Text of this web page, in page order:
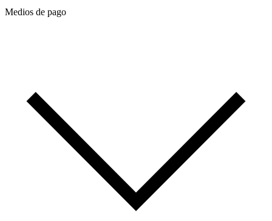
Medios de pago